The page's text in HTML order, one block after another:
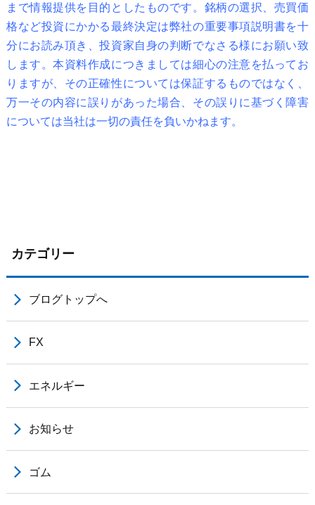
まで情報提供を目的としたものです。銘柄の選択、売買価
格など投資にかかる最終決定は弊社の重要事項説明書を十
分にお読み頂き、投資家自身の判断でなさる様にお願い致
します。本資料作成につきましては細心の注意を払ってお
りますが、その正確性については保証するものではなく、
万一その内容に誤りがあった場合、その誤りに基づく障害
については当社は一切の責任を負いかねます。
カテゴリー
ブログトップへ
FX
エネルギー
お知らせ
ゴム